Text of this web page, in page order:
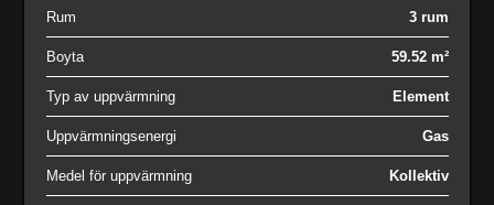
Rum 3 rum
Boyta 59.52 m²
Typ av uppvärmning Element
Uppvärmningsenergi Gas
Medel för uppvärmning Kollektiv